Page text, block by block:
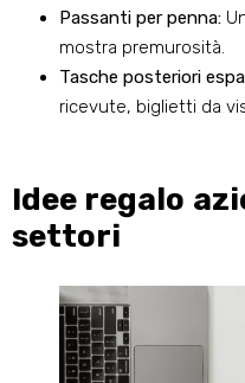
Passanti per penna:
mostra premurosità.
Tasche posteriori
ricevute, biglietti da
Idee regalo
settori